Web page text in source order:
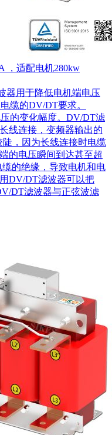
，适配电机280kw
器用于降低电机端电压
缆的DV/DT要求。
的变化幅度。DV/DT滤
线连接，变频器输出的
，因为长线连接时电缆
的电压瞬间到达甚至超
的绝缘，导致电机和电
DV/DT滤波器可以把
DT滤波器与正弦波滤